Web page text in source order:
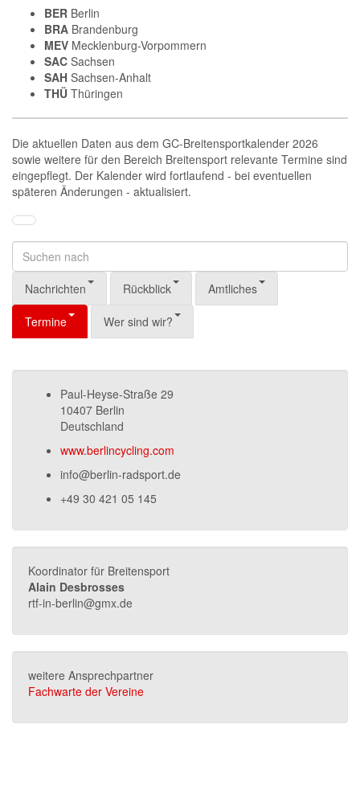
BER Berlin
BRA Brandenburg
MEV Mecklenburg-Vorpommern
SAC Sachsen
SAH Sachsen-Anhalt
THÜ Thüringen
Die aktuellen Daten aus dem GC-Breitensportkalender 2026
sowie weitere für den Bereich Breitensport relevante Termine sind
eingepflegt. Der Kalender wird fortlaufend - bei eventuellen
späteren Änderungen - aktualisiert.
Nachrichten Rückblick Amtliches
Termine Wer sind wir?
Paul-Heyse-Straße 29
10407 Berlin
Deutschland
www.berlincycling.com
info@berlin-radsport.de
+49 30 421 05 145
Koordinator für Breitensport
Alain Desbrosses
rtf-in-berlin@gmx.de
weitere Ansprechpartner
Fachwarte der Vereine